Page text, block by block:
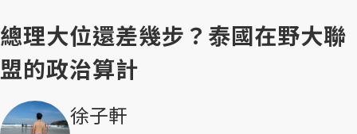
總理大位還差幾步？泰國在野大聯
盟的政治算計
徐子軒